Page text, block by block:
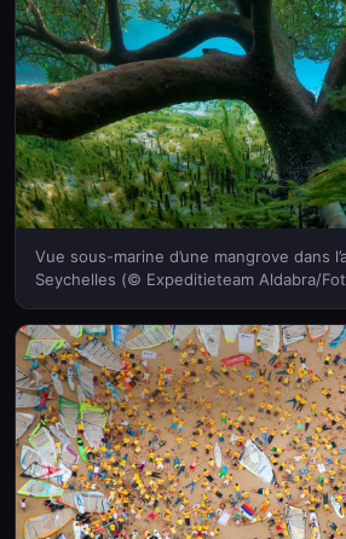
Vue sous-marine d’une mangrove dans
Seychelles (© Expeditieteam Aldabra/